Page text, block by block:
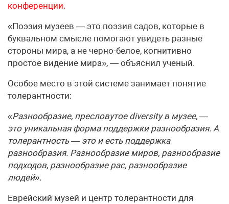
конференции.
«Поэзия музеев — это поэзия садов, которые в
буквальном смысле помогают увидеть разные
стороны мира, а не черно-белое, когнитивно
простое видение мира», — объяснил ученый.
Особое место в этой системе занимает понятие
толерантности:
«Разнообразие, пресловутое diversity в музее, —
это уникальная форма поддержки разнообразия. А
толерантность — это и есть поддержка
разнообразия. Разнообразие миров, разнообразие
подходов, разнообразие рас, разнообразие
людей».
Еврейский музей и центр толерантности для